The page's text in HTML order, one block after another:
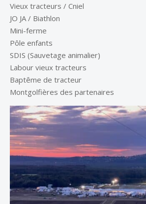
Vieux tracteurs / Cniel
JO JA / Biathlon
Mini-ferme
Pôle enfants
SDIS (Sauvetage animalier)
Labour vieux tracteurs
Baptême de tracteur
Montgolfières des partenaires